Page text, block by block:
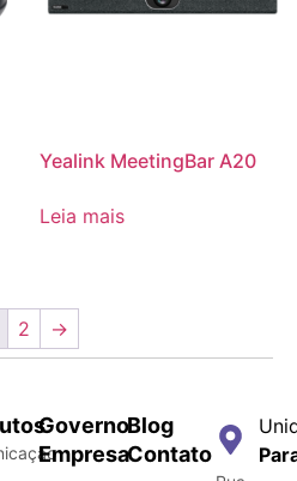
Yealink MeetingBar A20
Leia mais
2 →
Governo
Empresa
Blog
Contato